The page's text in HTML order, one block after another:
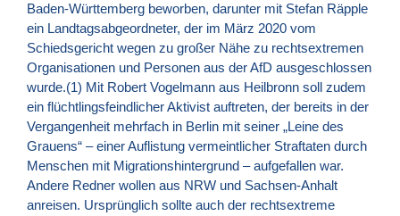
Baden-Württemberg beworben, darunter mit Stefan Räpple
ein Landtagsabgeordneter, der im März 2020 vom
Schiedsgericht wegen zu großer Nähe zu rechtsextremen
Organisationen und Personen aus der AfD ausgeschlossen
wurde.(1) Mit Robert Vogelmann aus Heilbronn soll zudem
ein flüchtlingsfeindlicher Aktivist auftreten, der bereits in der
Vergangenheit mehrfach in Berlin mit seiner „Leine des
Grauens“ – einer Auflistung vermeintlicher Straftaten durch
Menschen mit Migrationshintergrund – aufgefallen war.
Andere Redner wollen aus NRW und Sachsen-Anhalt
anreisen. Ursprünglich sollte auch der rechtsextreme